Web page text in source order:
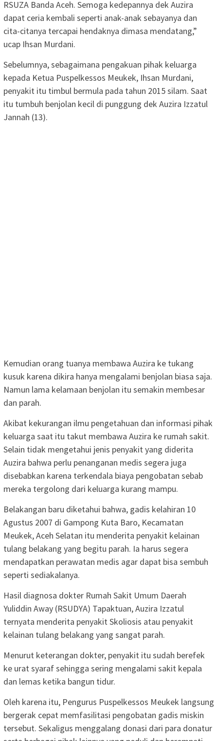
RSUZA Banda Aceh. Semoga kedepannya dek Auzira
dapat ceria kembali seperti anak-anak sebayanya dan
cita-citanya tercapai hendaknya dimasa mendatang,”
ucap Ihsan Murdani.
Sebelumnya, sebagaimana pengakuan pihak keluarga
kepada Ketua Puspelkessos Meukek, Ihsan Murdani,
penyakit itu timbul bermula pada tahun 2015 silam. Saat
itu tumbuh benjolan kecil di punggung dek Auzira Izzatul
Jannah (13).
Kemudian orang tuanya membawa Auzira ke tukang
kusuk karena dikira hanya mengalami benjolan biasa saja.
Namun lama kelamaan benjolan itu semakin membesar
dan parah.
Akibat kekurangan ilmu pengetahuan dan informasi pihak
keluarga saat itu takut membawa Auzira ke rumah sakit.
Selain tidak mengetahui jenis penyakit yang diderita
Auzira bahwa perlu penanganan medis segera juga
disebabkan karena terkendala biaya pengobatan sebab
mereka tergolong dari keluarga kurang mampu.
Belakangan baru diketahui bahwa, gadis kelahiran 10
Agustus 2007 di Gampong Kuta Baro, Kecamatan
Meukek, Aceh Selatan itu menderita penyakit kelainan
tulang belakang yang begitu parah. Ia harus segera
mendapatkan perawatan medis agar dapat bisa sembuh
seperti sediakalanya.
Hasil diagnosa dokter Rumah Sakit Umum Daerah
Yuliddin Away (RSUDYA) Tapaktuan, Auzira Izzatul
ternyata menderita penyakit Skoliosis atau penyakit
kelainan tulang belakang yang sangat parah.
Menurut keterangan dokter, penyakit itu sudah berefek
ke urat syaraf sehingga sering mengalami sakit kepala
dan lemas ketika bangun tidur.
Oleh karena itu, Pengurus Puspelkessos Meukek langsung
bergerak cepat memfasilitasi pengobatan gadis miskin
tersebut. Sekaligus menggalang donasi dari para donatur